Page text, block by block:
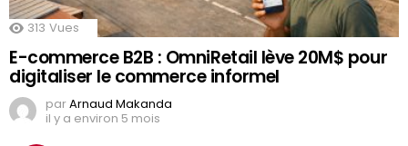
313 Vues
E-commerce B2B : OmniRetail lève 20M$ pour
digitaliser le commerce informel
parArnaud Makanda
il y a environ 5 mois